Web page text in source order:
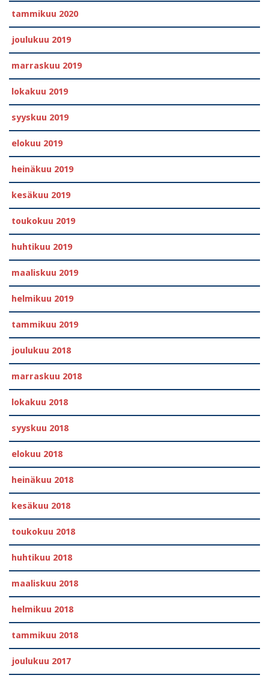
tammikuu 2020
joulukuu 2019
marraskuu 2019
lokakuu 2019
syyskuu 2019
elokuu 2019
heinäkuu 2019
kesäkuu 2019
toukokuu 2019
huhtikuu 2019
maaliskuu 2019
helmikuu 2019
tammikuu 2019
joulukuu 2018
marraskuu 2018
lokakuu 2018
syyskuu 2018
elokuu 2018
heinäkuu 2018
kesäkuu 2018
toukokuu 2018
huhtikuu 2018
maaliskuu 2018
helmikuu 2018
tammikuu 2018
joulukuu 2017